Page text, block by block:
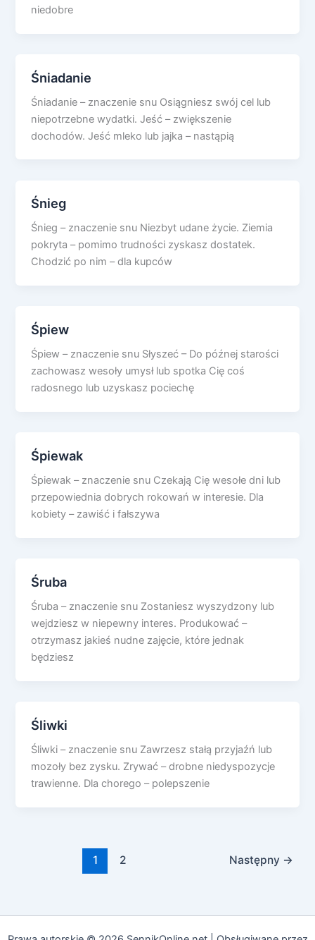
niedobre
Śniadanie
Śniadanie – znaczenie snu Osiągniesz swój cel lub
niepotrzebne wydatki. Jeść – zwiększenie
dochodów. Jeść mleko lub jajka – nastąpią
Śnieg
Śnieg – znaczenie snu Niezbyt udane życie. Ziemia
pokryta – pomimo trudności zyskasz dostatek.
Chodzić po nim – dla kupców
Śpiew
Śpiew – znaczenie snu Słyszeć – Do późnej starości
zachowasz wesoły umysł lub spotka Cię coś
radosnego lub uzyskasz pociechę
Śpiewak
Śpiewak – znaczenie snu Czekają Cię wesołe dni lub
przepowiednia dobrych rokowań w interesie. Dla
kobiety – zawiść i fałszywa
Śruba
Śruba – znaczenie snu Zostaniesz wyszydzony lub
wejdziesz w niepewny interes. Produkować –
otrzymasz jakieś nudne zajęcie, które jednak
będziesz
Śliwki
Śliwki – znaczenie snu Zawrzesz stałą przyjaźń lub
mozoły bez zysku. Zrywać – drobne niedyspozycje
trawienne. Dla chorego – polepszenie
1 2 Następny →